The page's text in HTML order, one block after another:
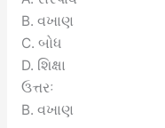
B. વખાણ
C. બોધ
D. શિક્ષા
ઉત્તરઃ
B. વખાણ